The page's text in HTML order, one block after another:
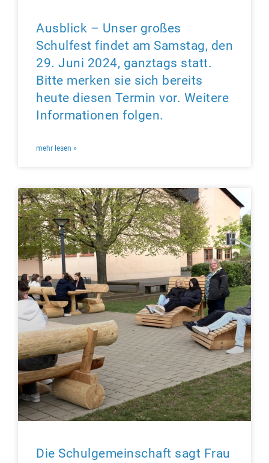
Ausblick – Unser großes
Schulfest findet am Samstag, den
29. Juni 2024, ganztags statt.
Bitte merken sie sich bereits
heute diesen Termin vor. Weitere
Informationen folgen.
mehr lesen »
Die Schulgemeinschaft sagt Frau